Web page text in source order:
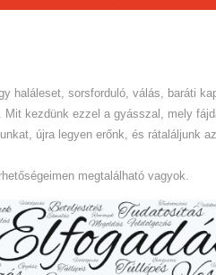
haláleset, sorsforduló, válás, baráti
kezdünk ezzel a gyásszal, mely
újra legyen erőnk, és rátaláljunk
megtalálható vagyok.